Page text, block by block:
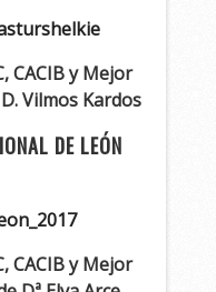
CACIB y Mejor
Vilmos Kardos
DE LEÓN
CACIB y Mejor